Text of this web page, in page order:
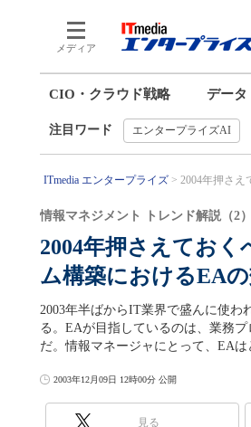
メディア
CIO・クラウド戦略 データ
注目ワード エンタープライズAI
ITmedia エンタープライズ 2004年押さえ
2004年押さえてお
ム構築におけるEAの
情報マネジメント トレンド解説（2）
2003年半ばからIT業界で盛んに使わ
る。EAが目指しているのは、業務
だ。情報マネージャにとって、EA
2003年12月09日 12時00分 公開
見る